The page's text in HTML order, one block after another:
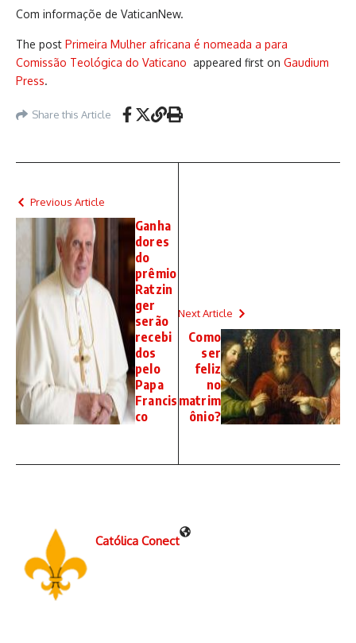
Com informaçõe de VaticanNew.
The post Primeira Mulher africana é nomeada a para
Comissão Teológica do Vaticano appeared first on Gaudium
Press.
Share this Article
Previous Article
Ganha
dores
do
prêmio
Ratzin
ger
serão
recebi
dos
pelo
Papa
Francis
co
Next Article
Como
ser
feliz
no
matrim
ônio?
Católica Conect